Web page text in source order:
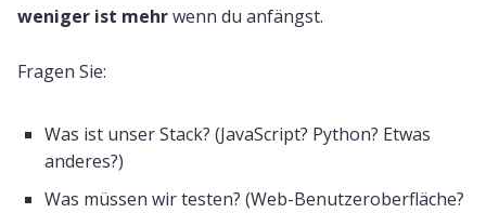
weniger ist mehrwenn du anfängst.
Fragen Sie:
Was ist unser Stack? (JavaScript? Python? Etwas
anderes?)
Was müssen wir testen? (Web-Benutzeroberfläche?